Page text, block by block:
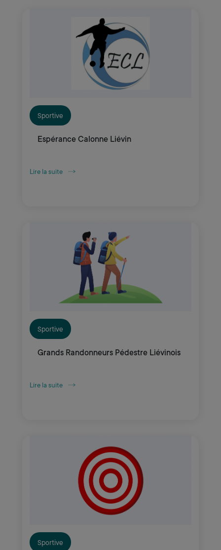
Sportive
Espérance Calonne Liévin
Lire la suite
Sportive
Grands Randonneurs Pédestre Liévinois
Lire la suite
Sportive